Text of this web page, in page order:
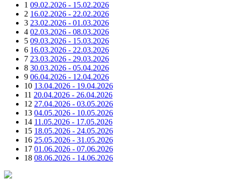
1 09.02.2026 - 15.02.2026
2 16.02.2026 - 22.02.2026
3 23.02.2026 - 01.03.2026
4 02.03.2026 - 08.03.2026
5 09.03.2026 - 15.03.2026
6 16.03.2026 - 22.03.2026
7 23.03.2026 - 29.03.2026
8 30.03.2026 - 05.04.2026
9 06.04.2026 - 12.04.2026
10 13.04.2026 - 19.04.2026
11 20.04.2026 - 26.04.2026
12 27.04.2026 - 03.05.2026
13 04.05.2026 - 10.05.2026
14 11.05.2026 - 17.05.2026
15 18.05.2026 - 24.05.2026
16 25.05.2026 - 31.05.2026
17 01.06.2026 - 07.06.2026
18 08.06.2026 - 14.06.2026